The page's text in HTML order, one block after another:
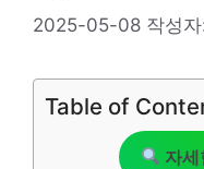
2025-05-08 작성
Table of
자세